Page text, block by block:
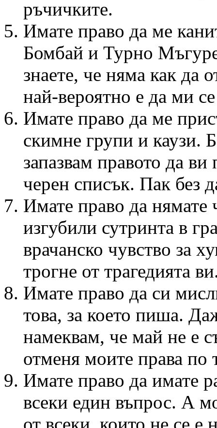
ръчичките.
Имате право да ме
Бомбай и Турно
знаете, че няма как да
най-вероятно е да ми
Имате право да ме
скимне групи и каузи.
запазвам правото да
черен списък. Пак без
Имате право да нямате
изгубили сутринта в
врачанско чувство за
трогне от трагедията
Имате право да си
това, за което пиша.
намеквам, че май не е
отменя моите права по
Имате право да имате
всеки един въпрос. А
от всеки, които не се е